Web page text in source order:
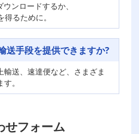
ンロードするか、
得るために。
送手段を提供できますか?
送、速達便など、さまざま
。
せフォーム